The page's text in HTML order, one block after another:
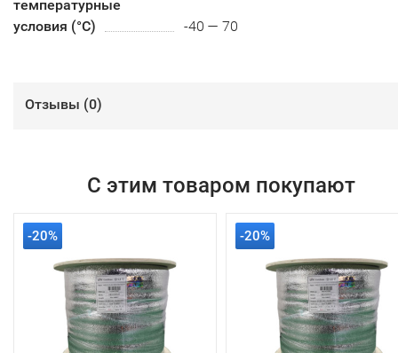
температурные
условия (°С)
-40 — 70
Отзывы (0)
С этим товаром покупают
-20% -20%